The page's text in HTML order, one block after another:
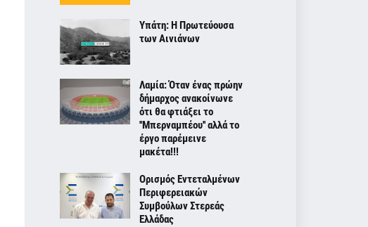
Υπάτη: Η Πρωτεύουσα
των Αινιάνων
Λαμία: Όταν ένας πρώην
δήμαρχος ανακοίνωνε
ότι θα φτιάξει το
''Μπερναμπέου'' αλλά το
έργο παρέμεινε
μακέτα!!!
Ορισμός Εντεταλμένων
Περιφερειακών
Συμβούλων Στερεάς
Ελλάδας